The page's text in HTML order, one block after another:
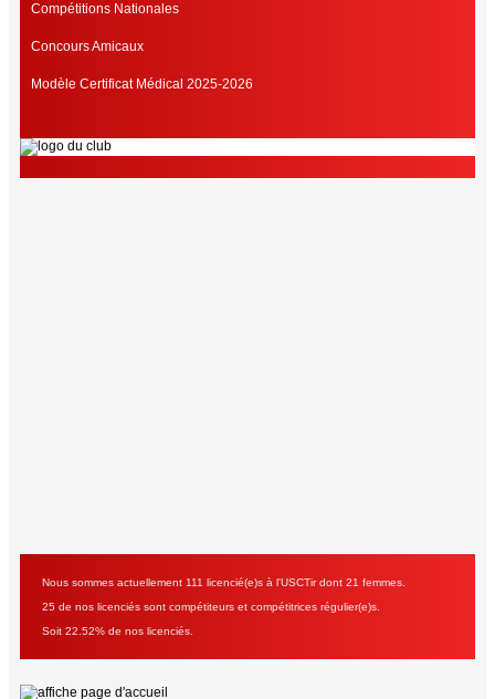
Compétitions Nationales
Concours Amicaux
Modèle Certificat Médical 2025-2026
Nous sommes actuellement 111 licencié(e)s à l'USCTir dont 21 femmes.
25 de nos licenciés sont compétiteurs et compétitrices régulier(e)s.
Soit 22.52% de nos licenciés.